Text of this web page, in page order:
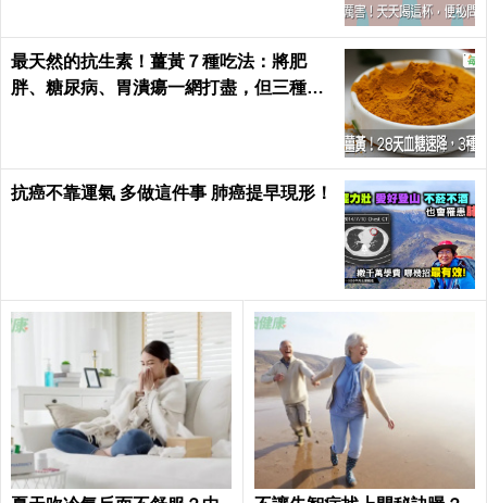
最天然的抗生素！薑黃７種吃法：將肥
胖、糖尿病、胃潰瘍一網打盡，但三種人
抗癌不靠運氣 多做這件事 肺癌提早現形！